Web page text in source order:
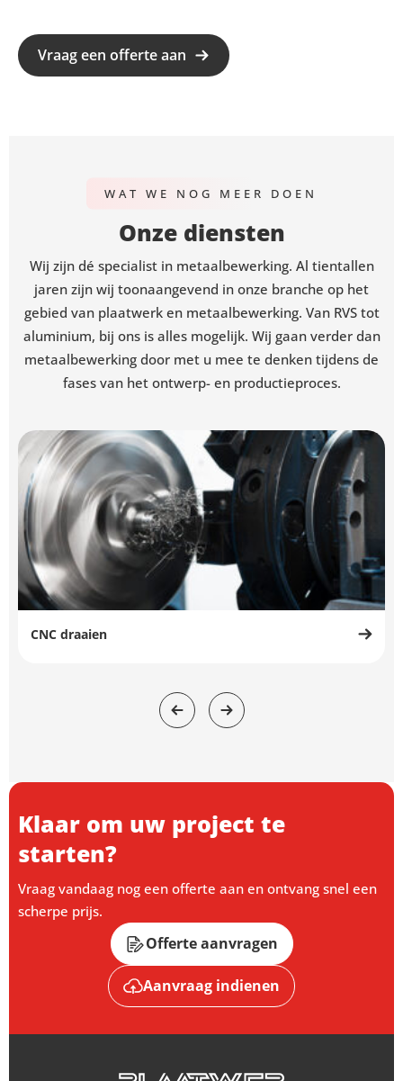
Vraag een offerte aan
WAT WE NOG MEER DOEN
Onze diensten
Wij zijn dé specialist in metaalbewerking. Al tientallen
jaren zijn wij toonaangevend in onze branche op het
gebied van plaatwerk en metaalbewerking. Van RVS tot
aluminium, bij ons is alles mogelijk. Wij gaan verder dan
metaalbewerking door met u mee te denken tijdens de
fases van het ontwerp- en productieproces.
CNC draaien
Klaar om uw project te
starten?
Vraag vandaag nog een offerte aan en ontvang snel een
scherpe prijs.
Offerte aanvragen
Aanvraag indienen